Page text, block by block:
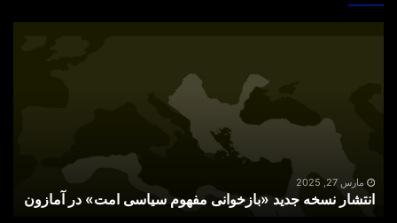
آمازونمارس 27, 2025
انتشار نسخه جدید «بازخوانی مفهوم سیاسی امت» در آمازون